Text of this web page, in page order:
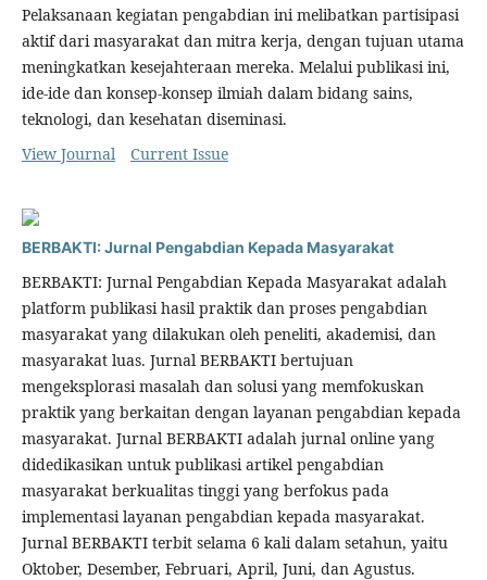
Pelaksanaan kegiatan pengabdian ini melibatkan partisipasi
aktif dari masyarakat dan mitra kerja, dengan tujuan utama
meningkatkan kesejahteraan mereka. Melalui publikasi ini,
ide-ide dan konsep-konsep ilmiah dalam bidang sains,
teknologi, dan kesehatan diseminasi.
View Journal
Current Issue
BERBAKTI: Jurnal Pengabdian Kepada Masyarakat
BERBAKTI: Jurnal Pengabdian Kepada Masyarakat adalah
platform publikasi hasil praktik dan proses pengabdian
masyarakat yang dilakukan oleh peneliti, akademisi, dan
masyarakat luas. Jurnal BERBAKTI bertujuan
mengeksplorasi masalah dan solusi yang memfokuskan
praktik yang berkaitan dengan layanan pengabdian kepada
masyarakat. Jurnal BERBAKTI adalah jurnal online yang
didedikasikan untuk publikasi artikel pengabdian
masyarakat berkualitas tinggi yang berfokus pada
implementasi layanan pengabdian kepada masyarakat.
Jurnal BERBAKTI terbit selama 6 kali dalam setahun, yaitu
Oktober, Desember, Februari, April, Juni, dan Agustus.